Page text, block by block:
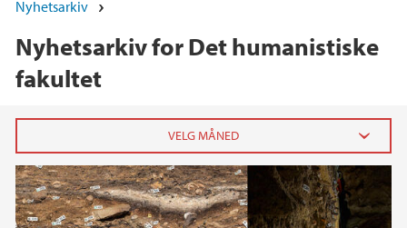
Nyhetsarkiv
Nyhetsarkiv for Det humanistiske
fakultet
2026
juni (3)